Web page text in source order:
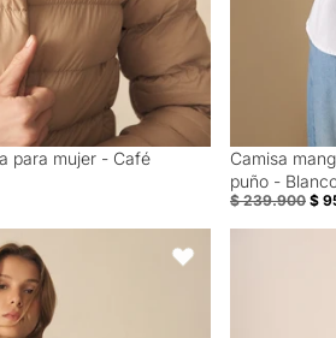
para mujer - Café 60% Off
Camisa
puño -
$ 239.900 $
alto para mujer - Negro
Favoritos
Blusa Rosa